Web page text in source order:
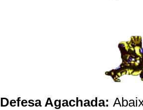
Defesa Agachada: